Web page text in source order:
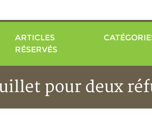
ARTICLES
RÉSERVÉS
pour deux